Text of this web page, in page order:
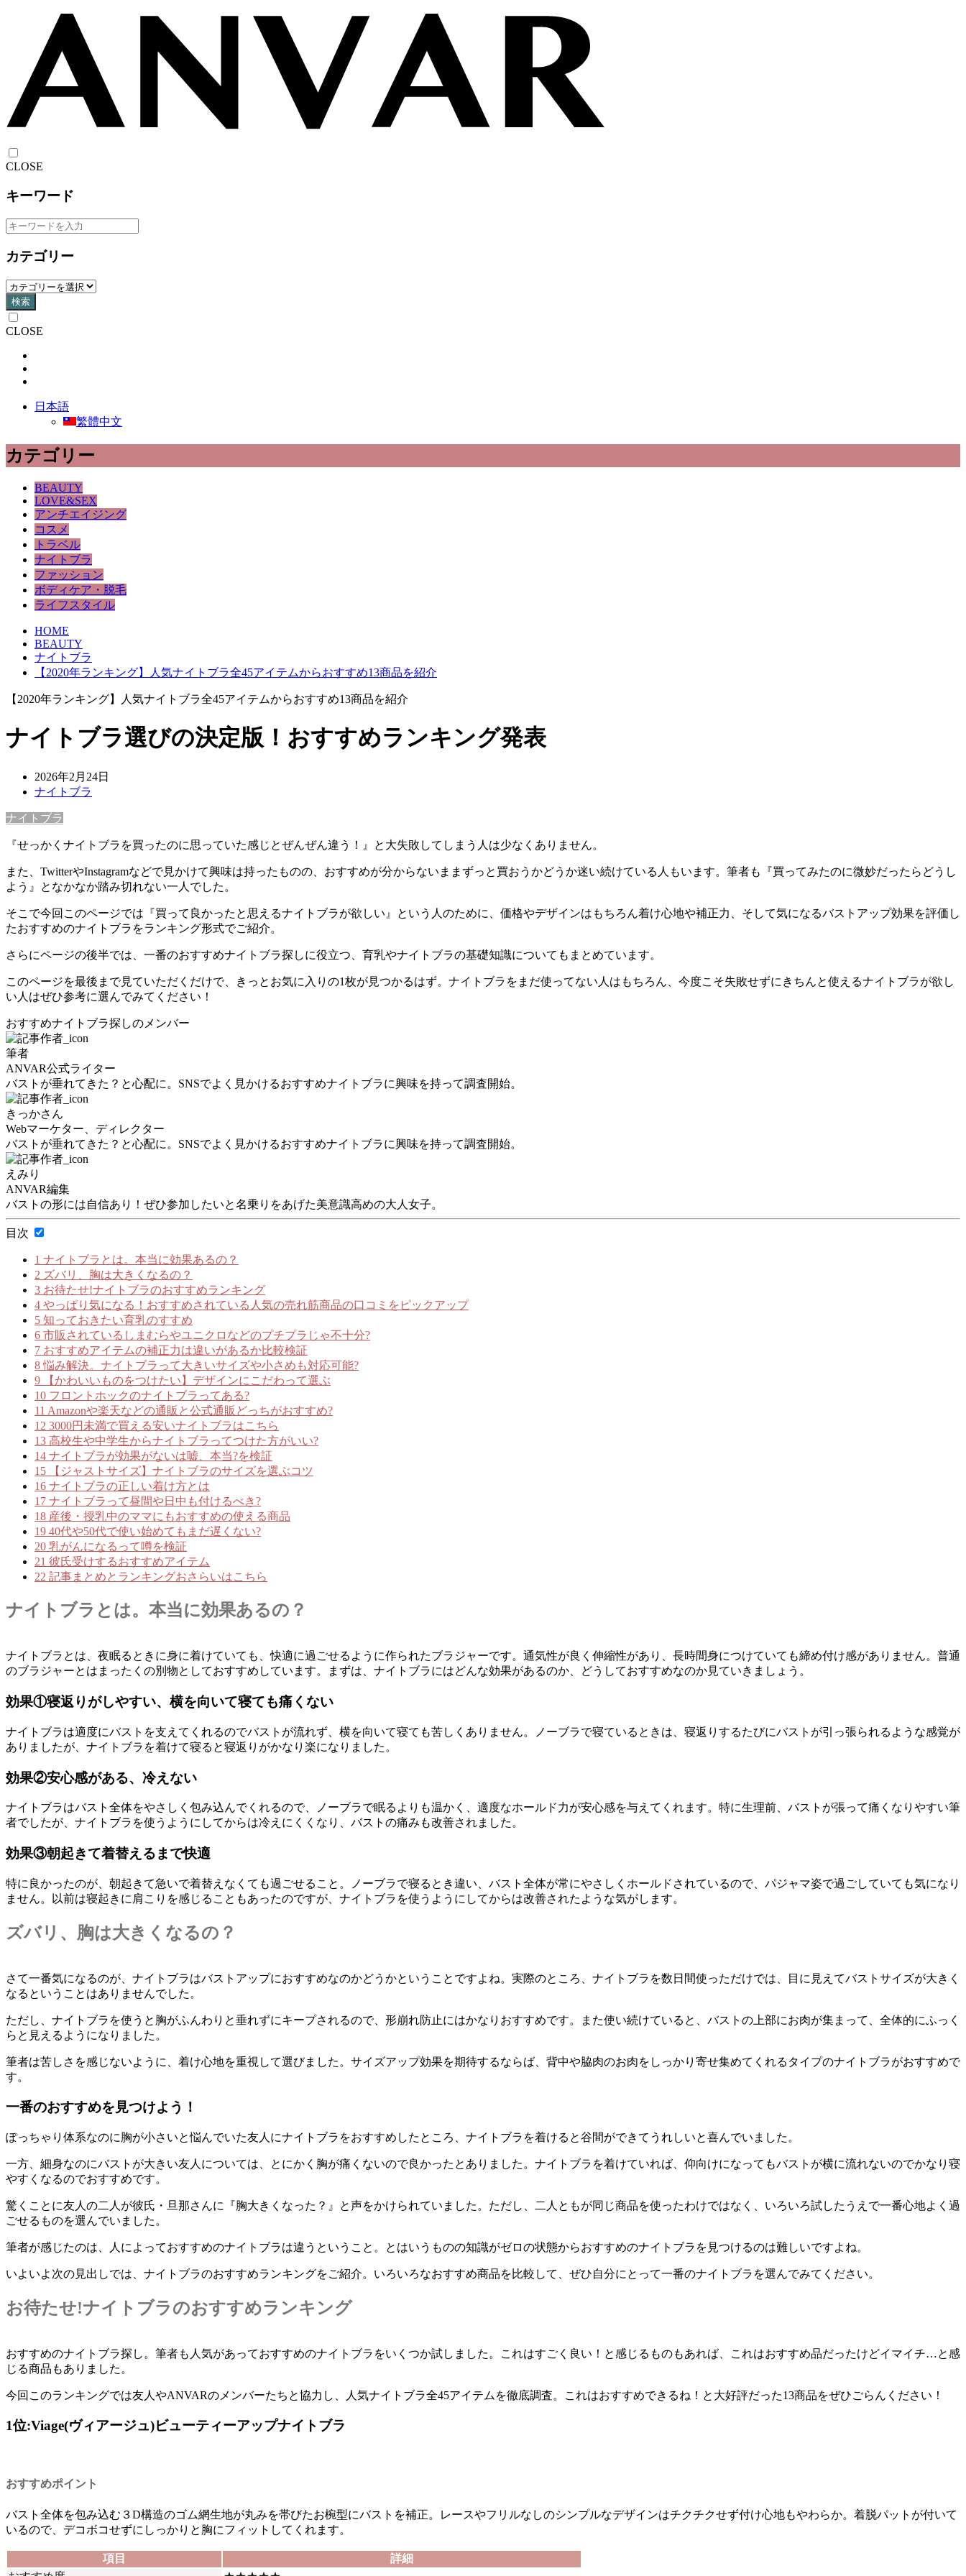
CLOSE
キーワード
カテゴリー
検索
CLOSE
日本語
繁體中文
カテゴリー
BEAUTY
LOVE&SEX
アンチエイジング
コスメ
トラベル
ナイトブラ
ファッション
ボディケア・脱毛
ライフスタイル
HOME
BEAUTY
ナイトブラ
【2020年ランキング】人気ナイトブラ全45アイテムからおすすめ13商品を紹介
【2020年ランキング】人気ナイトブラ全45アイテムからおすすめ13商品を紹介
ナイトブラ選びの決定版！おすすめランキング発表
2026年2月24日
ナイトブラ
ナイトブラ
『せっかくナイトブラを買ったのに思っていた感じとぜんぜん違う！』と大失敗してしまう人は少なくありません。
また、TwitterやInstagramなどで見かけて興味は持ったものの、おすすめが分からないままずっと買おうかどうか迷い続けている人もいます。筆者も『買ってみたのに微妙だったらどうし
よう』となかなか踏み切れない一人でした。
そこで今回このページでは『買って良かったと思えるナイトブラが欲しい』という人のために、価格やデザインはもちろん着け心地や補正力、そして気になるバストアップ効果を評価し
たおすすめのナイトブラをランキング形式でご紹介。
さらにページの後半では、一番のおすすめナイトブラ探しに役立つ、育乳やナイトブラの基礎知識についてもまとめています。
このページを最後まで見ていただくだけで、きっとお気に入りの1枚が見つかるはず。ナイトブラをまだ使ってない人はもちろん、今度こそ失敗せずにきちんと使えるナイトブラが欲し
い人はぜひ参考に選んでみてください！
おすすめナイトブラ探しのメンバー
筆者
ANVAR公式ライター
バストが垂れてきた？と心配に。SNSでよく見かけるおすすめナイトブラに興味を持って調査開始。
きっかさん
Webマーケター、ディレクター
バストが垂れてきた？と心配に。SNSでよく見かけるおすすめナイトブラに興味を持って調査開始。
えみり
ANVAR編集
バストの形には自信あり！ぜひ参加したいと名乗りをあげた美意識高めの大人女子。
目次
1 ナイトブラとは。本当に効果あるの？
2 ズバリ、胸は大きくなるの？
3 お待たせ!ナイトブラのおすすめランキング
4 やっぱり気になる！おすすめされている人気の売れ筋商品の口コミをピックアップ
5 知っておきたい育乳のすすめ
6 市販されているしまむらやユニクロなどのプチプラじゃ不十分?
7 おすすめアイテムの補正力は違いがあるか比較検証
8悩み解決。ナイトブラって大きいサイズや小さめも対応可能?
9 【かわいいものをつけたい】デザインにこだわって選ぶ
10 フロントホックのナイトブラってある?
11 Amazonや楽天などの通販と公式通販どっちがおすすめ?
12 3000円未満で買える安いナイトブラはこちら
13 高校生や中学生からナイトブラってつけた方がいい?
14 ナイトブラが効果がないは嘘、本当?を検証
15 【ジャストサイズ】ナイトブラのサイズを選ぶコツ
16 ナイトブラの正しい着け方とは
17 ナイトブラって昼間や日中も付けるべき?
18 産後・授乳中のママにもおすすめの使える商品
19 40代や50代で使い始めてもまだ遅くない?
20 乳がんになるって噂を検証
21 彼氏受けするおすすめアイテム
22 記事まとめとランキングおさらいはこちら
ナイトブラとは。本当に効果あるの？
ナイトブラとは、夜眠るときに身に着けていても、快適に過ごせるように作られたブラジャーです。通気性が良く伸縮性があり、長時間身につけていても締め付け感がありません。普通
のブラジャーとはまったくの別物としておすすめしています。まずは、ナイトブラにはどんな効果があるのか、どうしておすすめなのか見ていきましょう。
効果①寝返りがしやすい、横を向いて寝ても痛くない
ナイトブラは適度にバストを支えてくれるのでバストが流れず、横を向いて寝ても苦しくありません。ノーブラで寝ているときは、寝返りするたびにバストが引っ張られるような感覚が
ありましたが、ナイトブラを着けて寝ると寝返りがかなり楽になりました。
効果②安心感がある、冷えない
ナイトブラはバスト全体をやさしく包み込んでくれるので、ノーブラで眠るよりも温かく、適度なホールド力が安心感を与えてくれます。特に生理前、バストが張って痛くなりやすい筆
者でしたが、ナイトブラを使うようにしてからは冷えにくくなり、バストの痛みも改善されました。
効果③朝起きて着替えるまで快適
特に良かったのが、朝起きて急いで着替えなくても過ごせること。ノーブラで寝るとき違い、バスト全体が常にやさしくホールドされているので、パジャマ姿で過ごしていても気になり
ません。以前は寝起きに肩こりを感じることもあったのですが、ナイトブラを使うようにしてからは改善されたような気がします。
ズバリ、胸は大きくなるの？
さて一番気になるのが、ナイトブラはバストアップにおすすめなのかどうかということですよね。実際のところ、ナイトブラを数日間使っただけでは、目に見えてバストサイズが大きく
なるということはありませんでした。
ただし、ナイトブラを使うと胸がふんわりと垂れずにキープされるので、形崩れ防止にはかなりおすすめです。また使い続けていると、バストの上部にお肉が集まって、全体的にふっく
らと見えるようになりました。
筆者は苦しさを感じないように、着け心地を重視して選びました。サイズアップ効果を期待するならば、背中や脇肉のお肉をしっかり寄せ集めてくれるタイプのナイトブラがおすすめで
す。
一番のおすすめを見つけよう！
ぽっちゃり体系なのに胸が小さいと悩んでいた友人にナイトブラをおすすめしたところ、ナイトブラを着けると谷間ができてうれしいと喜んでいました。
一方、細身なのにバストが大きい友人については、とにかく胸が痛くないので良かったとありました。ナイトブラを着けていれば、仰向けになってもバストが横に流れないのでかなり寝
やすくなるのでおすすめです。
驚くことに友人の二人が彼氏・旦那さんに『胸大きくなった？』と声をかけられていました。ただし、二人ともが同じ商品を使ったわけではなく、いろいろ試したうえで一番心地よく過
ごせるものを選んでいました。
筆者が感じたのは、人によっておすすめのナイトブラは違うということ。とはいうものの知識がゼロの状態からおすすめのナイトブラを見つけるのは難しいですよね。
いよいよ次の見出しでは、ナイトブラのおすすめランキングをご紹介。いろいろなおすすめ商品を比較して、ぜひ自分にとって一番のナイトブラを選んでみてください。
お待たせ!ナイトブラのおすすめランキング
おすすめのナイトブラ探し。筆者も人気があっておすすめのナイトブラをいくつか試しました。これはすごく良い！と感じるものもあれば、これはおすすめ品だったけどイマイチ…と感
じる商品もありました。
今回このランキングでは友人やANVARのメンバーたちと協力し、人気ナイトブラ全45アイテムを徹底調査。これはおすすめできるね！と大好評だった13商品をぜひごらんください！
1位:Viage(ヴィアージュ)ビューティーアップナイトブラ
おすすめポイント
バスト全体を包み込む３D構造のゴム網生地が丸みを帯びたお椀型にバストを補正。レースやフリルなしのシンプルなデザインはチクチクせず付け心地もやわらか。着脱パットが付いて
いるので、デコボコせずにしっかりと胸にフィットしてくれます。
項目
詳細